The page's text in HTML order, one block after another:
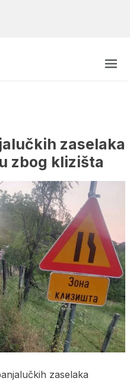
zaselaka
zbog klizišta
zaselaka